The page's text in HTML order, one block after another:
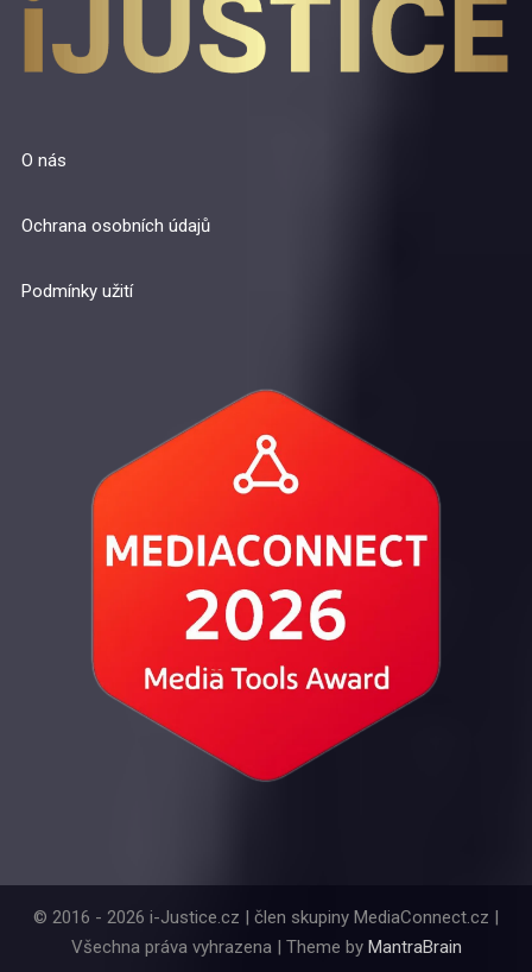
O nás
Ochrana osobních údajů
Podmínky užití
© 2016 - 2026 i-Justice.cz | člen skupiny MediaConnect.cz |
Všechna práva vyhrazena | Theme by MantraBrain